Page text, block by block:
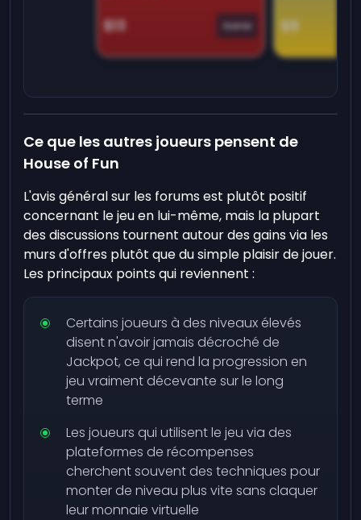
$13 Game $9
Ce que les autres joueurs pensent de
House of Fun
L'avis général sur les forums est plutôt positif
concernant le jeu en lui-même, mais la plupart
des discussions tournent autour des gains via les
murs d'offres plutôt que du simple plaisir de jouer.
Les principaux points qui reviennent :
Certains joueurs à des niveaux élevés
disent n'avoir jamais décroché de
Jackpot, ce qui rend la progression en
jeu vraiment décevante sur le long
terme
Les joueurs qui utilisent le jeu via des
plateformes de récompenses
cherchent souvent des techniques pour
monter de niveau plus vite sans claquer
leur monnaie virtuelle